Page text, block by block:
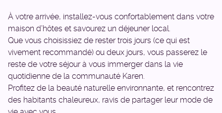
À votre arrivée, installez-vous confortablement dans votre
maison d’hôtes et savourez un déjeuner local.
Que vous choisissiez de rester trois jours (ce qui est
vivement recommandé) ou deux jours, vous passerez le
reste de votre séjour à vous immerger dans la vie
quotidienne de la communauté Karen.
Profitez de la beauté naturelle environnante, et rencontrez
des habitants chaleureux, ravis de partager leur mode de